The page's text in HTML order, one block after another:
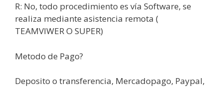
R: No, todo procedimiento es vía Software, se
realiza mediante asistencia remota (
TEAMVIWER O SUPER)
Metodo de Pago?
Deposito o transferencia, Mercadopago, Paypal,